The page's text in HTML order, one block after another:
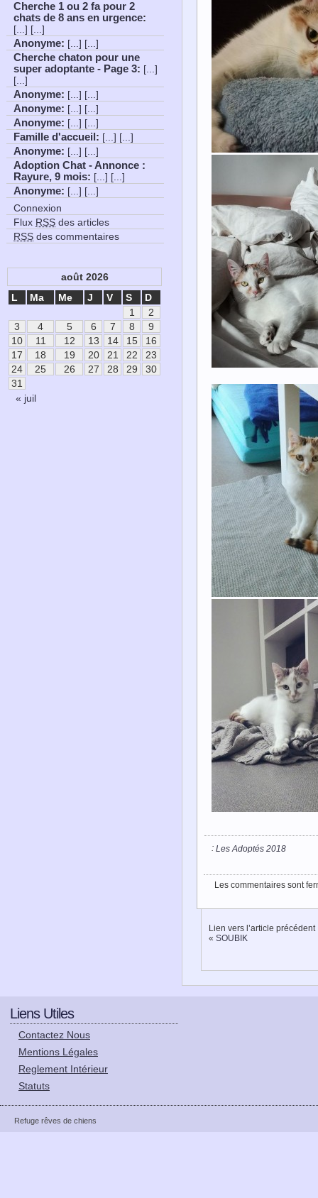
: Les Adoptés 2018
Les commentaires sont
Lien vers l’article précédent
« SOUBIK
Cherche 1 ou 2 fa pour 2
chats de 8 ans en urgence:
[...] [...]
Anonyme: [...] [...]
Cherche chaton pour une
super adoptante - Page 3: [...]
[...]
Anonyme: [...] [...]
Anonyme: [...] [...]
Anonyme: [...] [...]
Famille d'accueil : [...] [...]
Anonyme: [...] [...]
Adoption Chat - Annonce :
Rayure, 9 mois: [...] [...]
Anonyme: [...] [...]
Connexion
Flux RSS des articles
RSS des commentaires
août 2026
L
Ma Me J V S D
« juil
1
2
3
4 5 6 7 8
9
10
11 12 13 14 15
16
17
18 19 20 21 22
23
24
25 26 27 28 29
30
31
Liens Utiles
Contactez Nous
Mentions Légales
Reglement Intérieur
Statuts
Refuge rêves de chiens